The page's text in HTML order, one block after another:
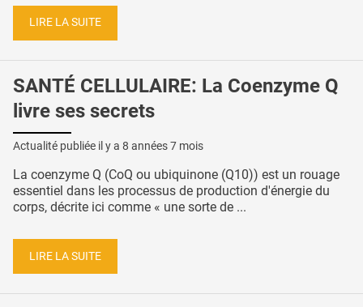
LIRE LA SUITE
SANTÉ CELLULAIRE: La Coenzyme Q
livre ses secrets
Actualité publiée il y a 8 années 7 mois
La coenzyme Q (CoQ ou ubiquinone (Q10)) est un rouage
essentiel dans les processus de production d'énergie du
corps, décrite ici comme « une sorte de ...
LIRE LA SUITE